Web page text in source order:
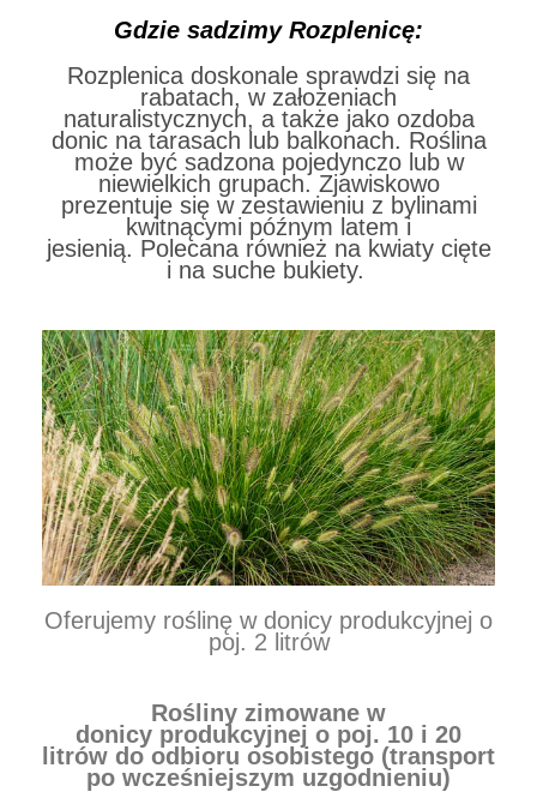
Gdzie sadzimy Rozplenicę:
Rozplenica doskonale sprawdzi się na
rabatach, w założeniach
naturalistycznych, a także jako ozdoba
donic na tarasach lub balkonach. Roślina
może być sadzona pojedynczo lub w
niewielkich grupach. Zjawiskowo
prezentuje się w zestawieniu z bylinami
kwitnącymi późnym latem i
jesienią. Polecana również na kwiaty cięte
i na suche bukiety.
Oferujemy roślinę w donicy produkcyjnej o
poj. 2 litrów
Rośliny zimowane w
donicy produkcyjnej o poj. 10 i 20
litrów do odbioru osobistego (transport
po wcześniejszym uzgodnieniu)